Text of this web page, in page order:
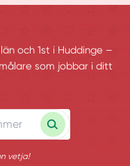
och 1st i Huddinge –
som jobbar i ditt
vetja!